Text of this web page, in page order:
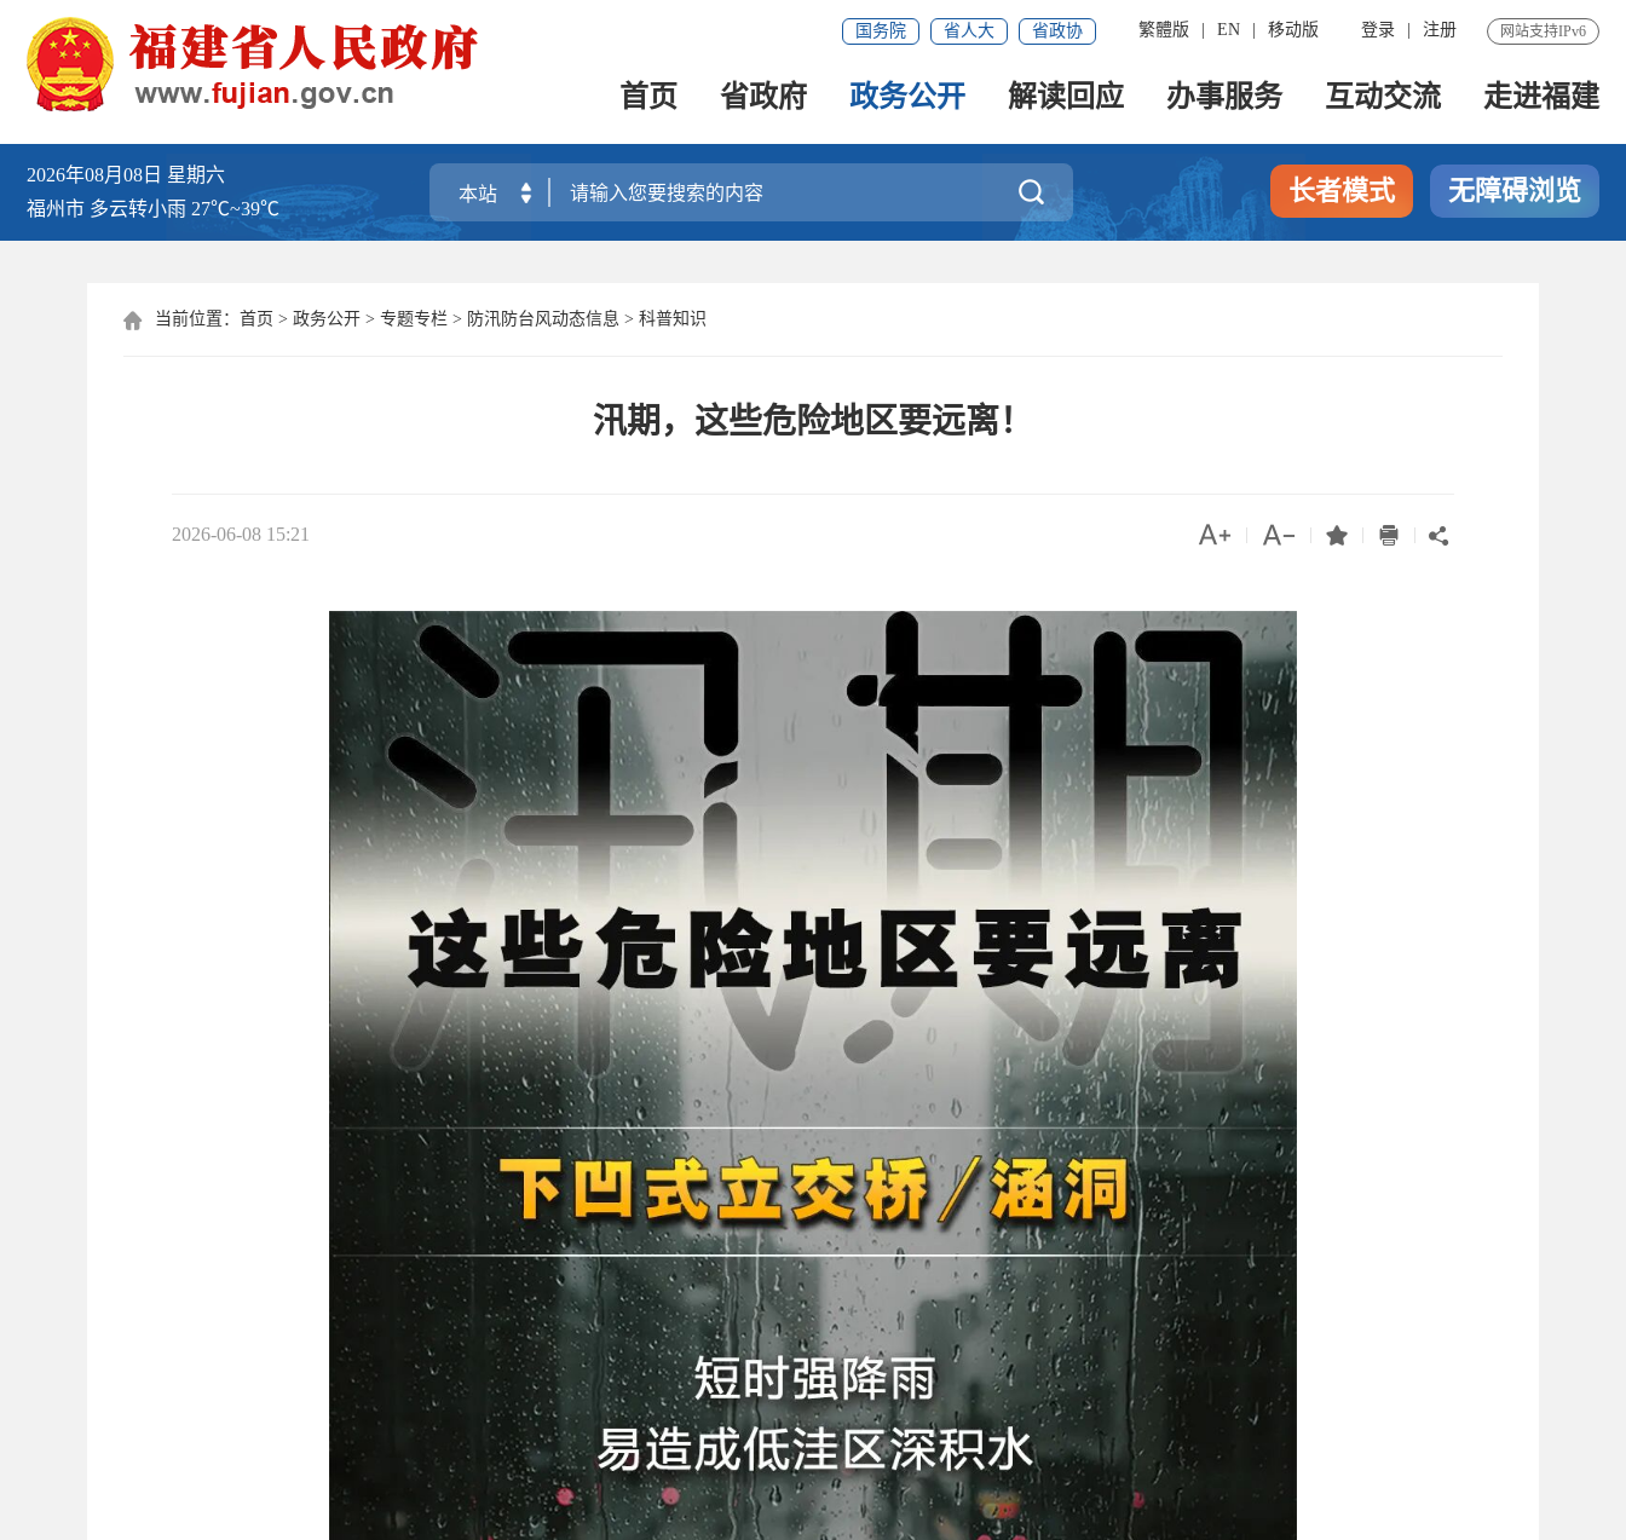
网站支持IPv6
登录 注册
繁體版 EN 移动版
国务院 省人大 省政协
首页 省政府 政务公开 解读回应 办事服务 互动交流 走进福建
2026年08月08日 星期六
福州市 多云转小雨 27℃~39℃
 长者模式 无障碍浏览
 当前位置： 首页 > 政务公开 > 专题专栏 > 防汛防台风动态信息 > 科普知识
汛期，这些危险地区要远离！
2026-06-08 15:21     